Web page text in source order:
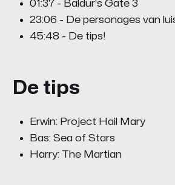
01:37 - Baldur's Gate 3
23:06 - De personages van
45:48 - De tips!
De tips
Erwin: Project Hail Mary
Bas: Sea of Stars
Harry: The Martian